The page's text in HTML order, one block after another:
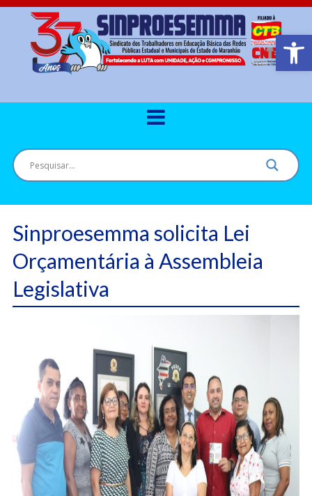
Barra de
Sinproesemma solicita Lei
Orçamentária à Assembleia
Legislativa